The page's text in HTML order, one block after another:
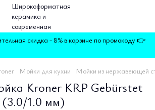
скидка - 8% в корзине по промокоду 👉
Мойки для кухни Мойки из нержавеющей
Kroner KRP Gebürstet
1.0 мм)